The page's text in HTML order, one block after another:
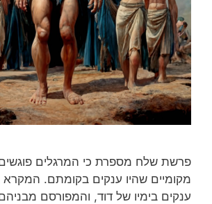
פרשת שלח מספרת כי המרגלים
מקומיים שהיו ענקים בקומתם.
ענקים בימיו של דוד, והמפורסם